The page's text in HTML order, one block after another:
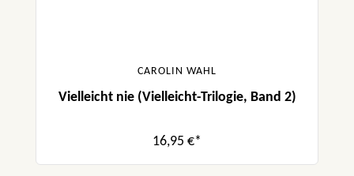
CAROLIN WAHL
Vielleicht nie (Vielleicht-Trilogie, Band 2)
16,95 €*